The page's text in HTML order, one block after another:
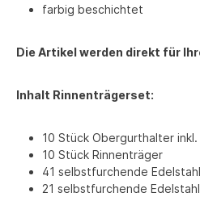
farbig beschichtet
Die Artikel werden direkt für
Inhalt Rinnenträgerset:
10 Stück Obergurthalter inkl.
10 Stück Rinnenträger
41 selbstfurchende
21 selbstfurchende